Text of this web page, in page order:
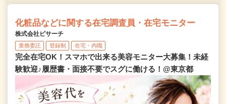
化粧品などに関する在宅調査員・在宅モニター
株式会社ビサーチ
業務委託 登録制 在宅・内職
完全在宅OK！スマホで出来る美容モニター大募集！未経
験歓迎♪履歴書・面接不要でスグに働ける！@東京都